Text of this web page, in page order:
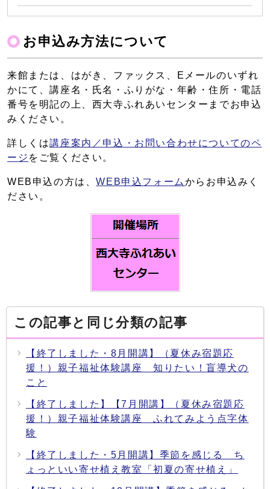
お申込み方法について
来館または、はがき、ファックス、Eメールのいずれ
かにて、講座名・氏名・ふりがな・年齢・住所・電話
番号を明記の上、西大寺ふれあいセンターまでお申込
みください。
詳しくは講座案内／申込・お問い合わせについてのペ
ージ をご覧ください。
WEB申込の方は、WEB申込フォーム からお申込みく
ださい。
この記事と同じ分類の記事
【終了しました・8月開講】（夏休み宿題応
援！）親子福祉体験講座 知りたい！盲導犬の
こと
【終了しました】【7月開講】（夏休み宿題応
援！）親子福祉体験講座 ふれてみよう点字体
験
【終了しました・5月開講】季節を感じる ち
ょっといい寄せ植え教室「初夏の寄せ植え」